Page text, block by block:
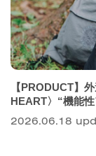
【PRODUCT】
HEART〉“機能
2026.06.18